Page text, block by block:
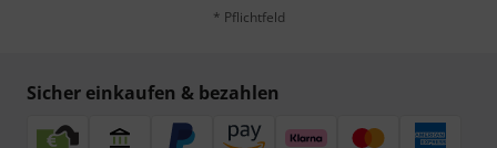
* Pflichtfeld
Sicher einkaufen & bezahlen